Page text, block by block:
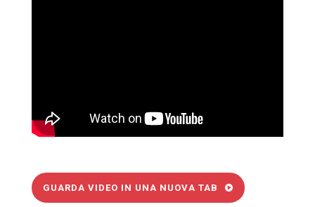
GUARDA VIDEO IN UNA NUOVA TAB